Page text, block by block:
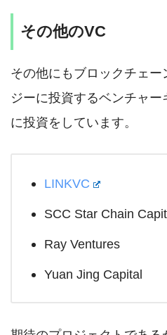
その他のVC
その他にもブロックチェー
ジーに投資するベンチャ
に投資をしています。
LINKVC
SCC Star Chain
Ray Ventures
Yuan Jing Capital